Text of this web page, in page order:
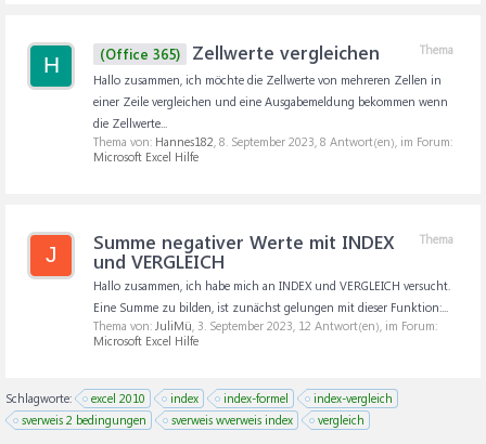
H
Thema
(Office 365) Zellwerte vergleichen
Hallo zusammen, ich möchte die Zellwerte von mehreren Zellen in
einer Zeile vergleichen und eine Ausgabemeldung bekommen wenn
die Zellwerte...
Thema von: Hannes182, 8. September 2023, 8 Antwort(en), im Forum:
Microsoft Excel Hilfe
J
Thema
Summe negativer Werte mit INDEX
und VERGLEICH
Hallo zusammen, ich habe mich an INDEX und VERGLEICH versucht.
Eine Summe zu bilden, ist zunächst gelungen mit dieser Funktion:...
Thema von: JuliMü, 3. September 2023, 12 Antwort(en), im Forum:
Microsoft Excel Hilfe
Schlagworte: excel 2010 index index-formel
index-vergleich
sverweis 2 bedingungen
sverweis wverweis index vergleich